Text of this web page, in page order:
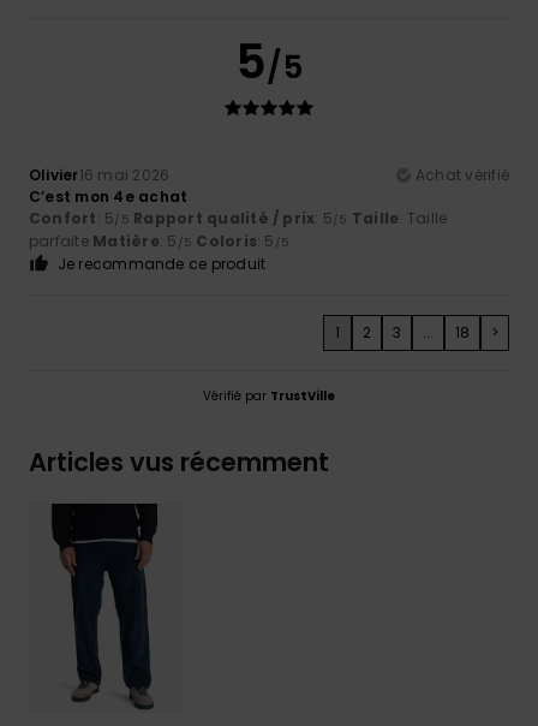
5/5
Olivier16 mai 2026
Achat vérifié
C’est mon 4e achat
Confort: 5/5 Rapport qualité / prix: 5/5 Taille: Taille
parfaite Matière: 5 /5 Coloris: 5 /5
Je recommande ce produit
1 2 3 ... 18 >
Vérifié par TrustVille
Articles vus récemment